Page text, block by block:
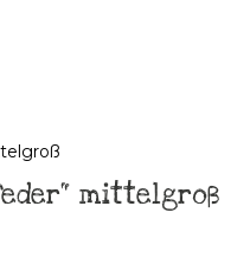
mittelgroß